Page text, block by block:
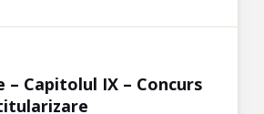
Capitolul IX – Concurs